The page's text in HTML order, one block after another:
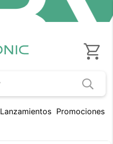
Lanzamientos Promociones